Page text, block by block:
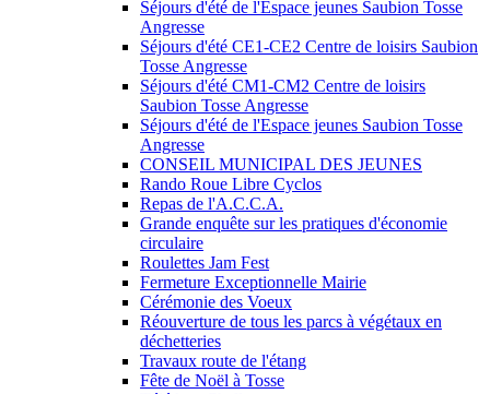
Séjours d'été de l'Espace jeunes Saubion Tosse
Angresse
Séjours d'été CE1-CE2 Centre de loisirs Saubion
Tosse Angresse
Séjours d'été CM1-CM2 Centre de loisirs
Saubion Tosse Angresse
Séjours d'été de l'Espace jeunes Saubion Tosse
Angresse
CONSEIL MUNICIPAL DES JEUNES
Rando Roue Libre Cyclos
Repas de l'A.C.C.A.
Grande enquête sur les pratiques d'économie
circulaire
Roulettes Jam Fest
Fermeture Exceptionnelle Mairie
Cérémonie des Voeux
Réouverture de tous les parcs à végétaux en
déchetteries
Travaux route de l'étang
Fête de Noël à Tosse